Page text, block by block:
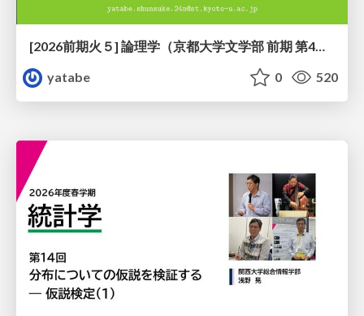
[2026前期火５] 論理学（京都大学文学部 前期 第4回）「 ならば（→）の導入と証明ネット」
yatabe
0 520